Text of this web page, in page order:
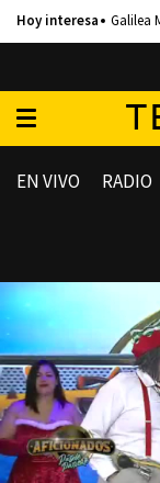
Galilea
EN VIVO RADIO